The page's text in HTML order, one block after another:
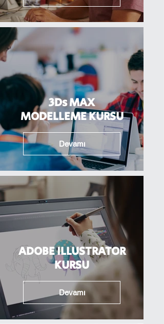
3Ds MAX
MODELLEME KURSU
Devamı
ADOBE ILLUSTRATOR
KURSU
Devamı